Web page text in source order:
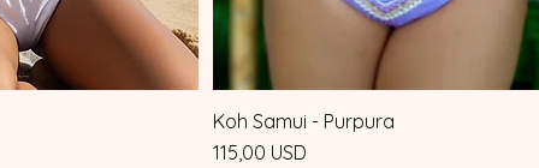
Vista rapida
Koh Samui - Purpura
Prezzo
115,00 USD